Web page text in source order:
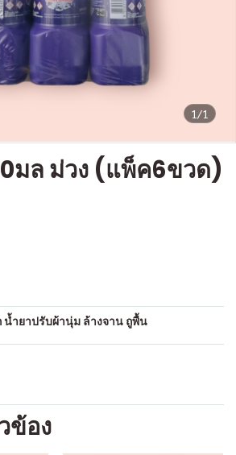
1/1
มล ม่วง (แพ็ค6ขวด)
น้ำยาปรับผ้านุ่ม ล้างจาน ถูพื้น
ข้อง